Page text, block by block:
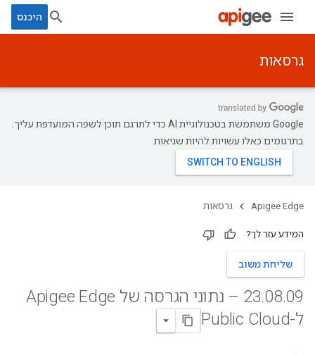
היכנס
גרסאות
‫Google משתמשת בטכנולוגיית AI כדי לתרגם תוכן לשפה המועדפת עליך.
בתרגומים כאלו עשויות להיות שגיאות.
Apigee Edge גרסאות
המידע עזר לך?
שליחת משוב
23.08.
09 – נתוני הגרסה של Apigee Edge
ל-Public Cloud